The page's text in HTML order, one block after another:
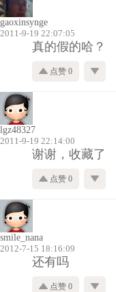
gaoxinsynge
2011-9-19 22:07:05
真的假的哈？
点赞 0
lgz48327
2011-9-19 22:14:00
谢谢，收藏了
点赞 0
smile_nana
2012-7-15 18:16:09
还有吗
点赞 0